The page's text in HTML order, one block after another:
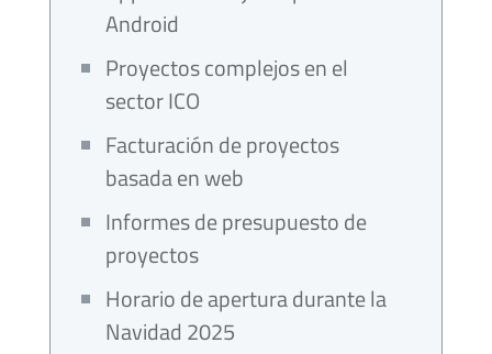
Android
Proyectos complejos en el
sector ICO
Facturación de proyectos
basada en web
Informes de presupuesto de
proyectos
Horario de apertura durante la
Navidad 2025